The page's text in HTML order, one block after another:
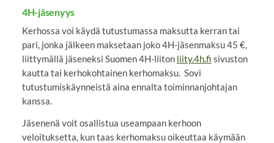
4H-jäsenyys
Kerhossa voi käydä tutustumassa maksutta kerran tai
pari, jonka jälkeen maksetaan joko 4H-jäsenmaksu 45 €,
liittymällä jäseneksi Suomen 4H-liiton liity.4h.fi sivuston
kautta tai kerhokohtainen kerhomaksu. Sovi
tutustumiskäynneistä aina ennalta toiminnanjohtajan
kanssa.
Jäsenenä voit osallistua useampaan kerhoon
veloituksetta, kun taas kerhomaksu oikeuttaa käymään